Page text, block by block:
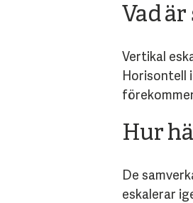
Vad
Vertikal
Horisontell
Hur
De
eskalerar